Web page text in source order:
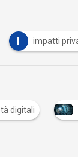
privacy e
digitali